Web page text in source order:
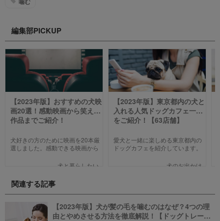
編集部PICKUP
【2023年版】おすすめの犬映
画20選！感動映画から笑える
作品までご紹介！
犬好きの方のために映画を20本厳
選しました。感動できる映画から
で、犬の名作映画を邦画7本,洋画7
ぞれの映画の魅力やあらすじを短
い文章で簡潔に紹介しています。
映画選びの参考にしていただけれ
ばと思います。
犬と暮らしたい
【2023年版】東京都内の犬と
入れる人気ドッグカフェ一覧
をご紹介！【63店舗】
愛犬と一緒に楽しめる東京都内の
ドッグカフェを紹介しています。
のついでに立ち寄るのにピッタリ
ましょう！
犬のお出かけ
関連する記事
【2023年版】犬が髪の毛を噛むのはなぜ？4つの理
由とやめさせる方法を徹底解説！【ドッグトレーナ